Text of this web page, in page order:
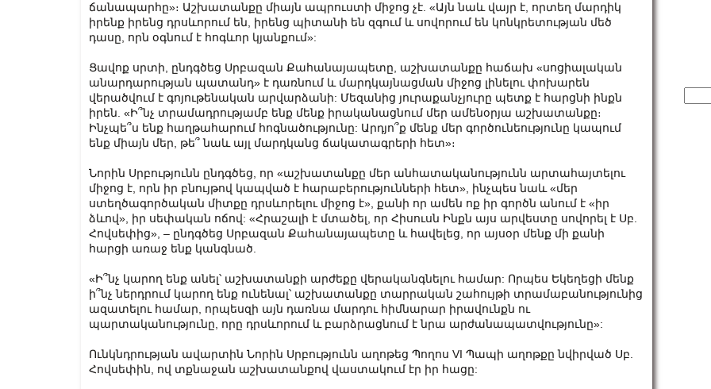
ճանապարհը»։ Աշխատանքը միայն ապրուստի միջոց չէ. «Այն նաև վայր է, որտեղ մարդիկ
իրենք իրենց դրսևորում են, իրենց պիտանի են զգում և սովորում են կոնկրետության մեծ
դասը, որն օգնում է հոգևոր կյանքում»:
Ցավոք սրտի, ընդգծեց Սրբազան Քահանայապետը, աշխատանքը հաճախ «սոցիալական
անարդարության պատանդ» է դառնում և մարդկայնացման միջոց լինելու փոխարեն
վերածվում է գոյութենական արվարձանի: Մեզանից յուրաքանչյուրը պետք է հարցնի ինքն
իրեն. «Ի՞նչ տրամադրությամբ ենք մենք իրականացնում մեր ամենօրյա աշխատանքը։
Ինչպե՞ս ենք հաղթահարում հոգնածությունը: Արդյո՞ք մենք մեր գործունեությունը կապում
ենք միայն մեր, թե՞ նաև այլ մարդկանց ճակատագրերի հետ»։
Նորին Սրբությունն ընդգծեց, որ «աշխատանքը մեր անհատականությունն արտահայտելու
միջոց է, որն իր բնույթով կապված է հարաբերությունների հետ», ինչպես նաև «մեր
ստեղծագործական միտքը դրսևորելու միջոց է», քանի որ ամեն ոք իր գործն անում է «իր
ձևով», իր սեփական ոճով: «Հրաշալի է մտածել, որ Հիսուսն Ինքն այս արվեստը սովորել է Սբ.
Հովսեփից», – ընդգծեց Սրբազան Քահանայապետը և հավելեց, որ այսօր մենք մի քանի
հարցի առաջ ենք կանգնած.
«Ի՞նչ կարող ենք անել՝ աշխատանքի արժեքը վերականգնելու համար: Որպես Եկեղեցի մենք
ի՞նչ ներդրում կարող ենք ունենալ՝ աշխատանքը տարրական շահույթի տրամաբանությունից
ազատելու համար, որպեսզի այն դառնա մարդու հիմնարար իրավունքն ու
պարտականությունը, որը դրսևորում և բարձրացնում է նրա արժանապատվությունը»:
Ունկնդրության ավարտին Նորին Սրբությունն աղոթեց Պողոս VI Պապի աղոթքը նվիրված Սբ.
Հովսեփին, ով տքնաջան աշխատանքով վաստակում էր իր հացը:
for: